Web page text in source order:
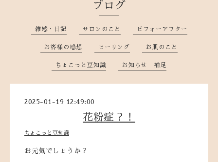
ブログ
雑感・日記 サロンのこと ビフォーアフター
お客様の感想 ヒーリング お肌のこと
ちょこっと豆知識 お知らせ 補足
2025-01-19 12:49:00
花粉症？！
ちょこっと豆知識
お元気でしょうか？